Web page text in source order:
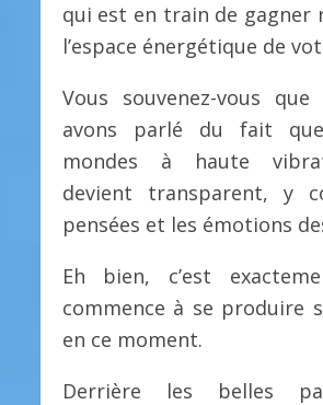
qui est en train de gagner
l’espace énergétique de
Vous souvenez-vous
avons parlé du fait
mondes à haute
devient transparent, y
pensées et les émotions
Eh bien, c’est
commence à se produire
en ce moment.
Derrière les belles